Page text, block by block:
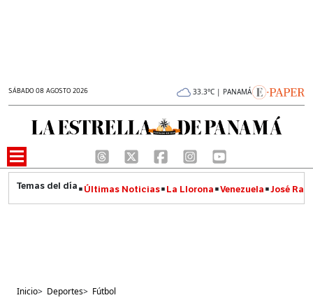
SÁBADO 08 AGOSTO 2026 33.3°C | PANAMÁ
Últimas Noticias La Llorona Venezuela José
Inicio> Deportes> Fútbol